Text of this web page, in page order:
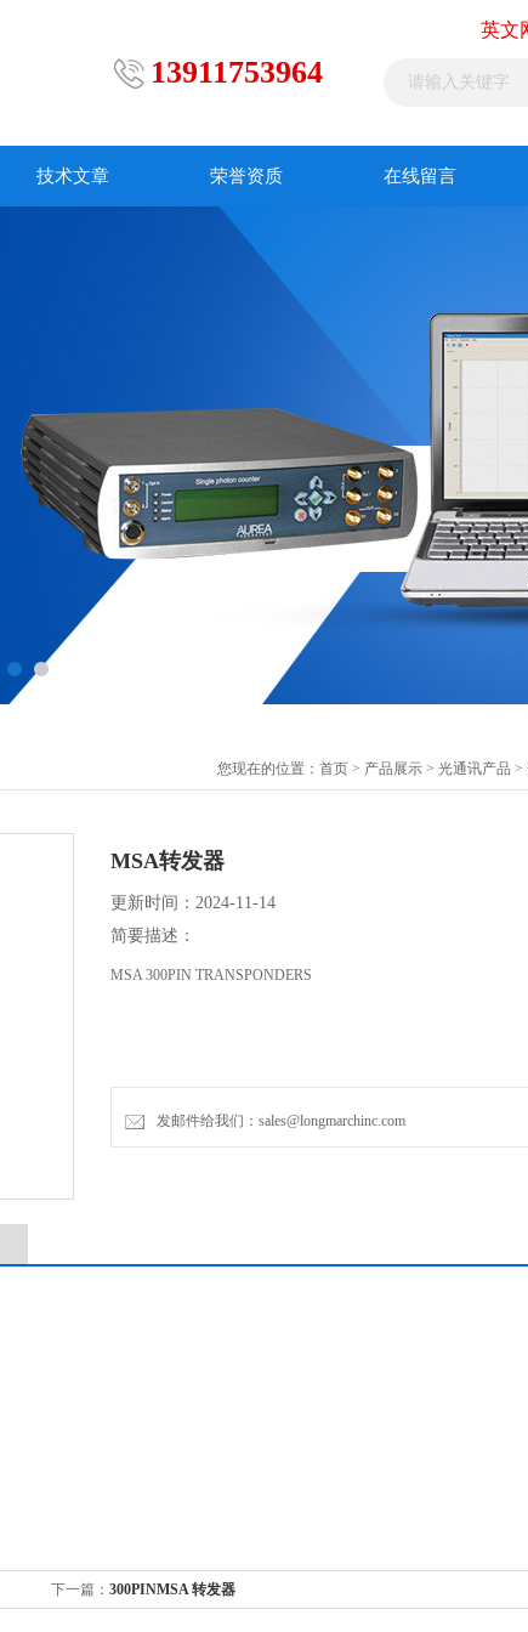
英文
13911753964
技术文章 荣誉资质 在线留言
您现在的位置： 首页 > 产品展示 > 光通讯产品 >
MSA转发器
更新时间：2024-11-14
简要描述：
MSA 300PIN TRANSPONDERS
发邮件给我们：sales@longmarchinc.com
下一篇： 300PINMSA 转发器